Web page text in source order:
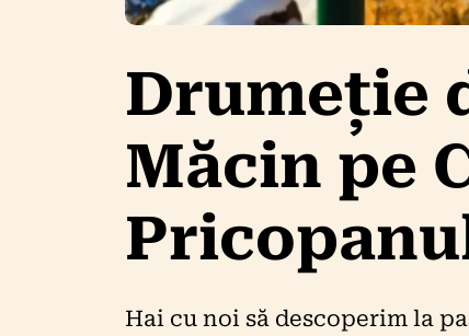
Drumeție
Măcin pe
Hai cu noi să descoperim la